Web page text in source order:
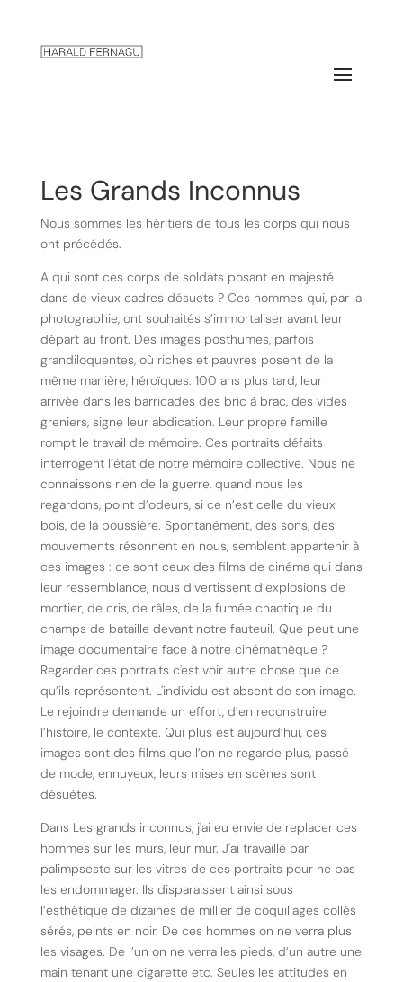
Les Grands Inconnus
Nous sommes les héritiers de tous les corps qui nous
ont précédés.
A qui sont ces corps de soldats posant en majesté
dans de vieux cadres désuets ? Ces hommes qui, par la
photographie, ont souhaités s’immortaliser avant leur
départ au front. Des images posthumes, parfois
grandiloquentes, où riches et pauvres posent de la
même manière, héroïques. 100 ans plus tard, leur
arrivée dans les barricades des bric à brac, des vides
greniers, signe leur abdication. Leur propre famille
rompt le travail de mémoire. Ces portraits défaits
interrogent l’état de notre mémoire collective. Nous ne
connaissons rien de la guerre, quand nous les
regardons, point d’odeurs, si ce n’est celle du vieux
bois, de la poussière. Spontanément, des sons, des
mouvements résonnent en nous, semblent appartenir à
ces images : ce sont ceux des films de cinéma qui dans
leur ressemblance, nous divertissent d’explosions de
mortier, de cris, de râles, de la fumée chaotique du
champs de bataille devant notre fauteuil. Que peut une
image documentaire face à notre cinémathèque ?
Regarder ces portraits c'est voir autre chose que ce
qu’ils représentent. L'individu est absent de son image.
Le rejoindre demande un effort, d’en reconstruire
l’histoire, le contexte. Qui plus est aujourd’hui, ces
images sont des films que l’on ne regarde plus, passé
de mode, ennuyeux, leurs mises en scènes sont
désuètes.
Dans Les grands inconnus, j'ai eu envie de replacer ces
hommes sur les murs, leur mur. J'ai travaillé par
palimpseste sur les vitres de ces portraits pour ne pas
les endommager. Ils disparaissent ainsi sous
l’esthétique de dizaines de millier de coquillages collés
sérés, peints en noir. De ces hommes on ne verra plus
les visages. De l’un on ne verra les pieds, d’un autre une
main tenant une cigarette etc. Seules les attitudes en